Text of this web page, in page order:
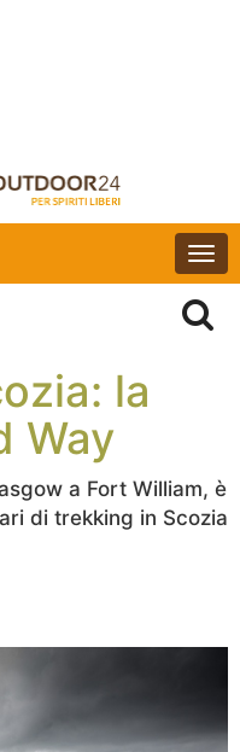
la
Way
a Fort William, è
di trekking in Scozia